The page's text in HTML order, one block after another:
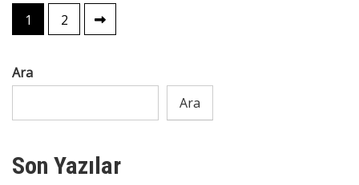
Yazı
sayfalaması
1 2
Ara
Ara
Son Yazılar